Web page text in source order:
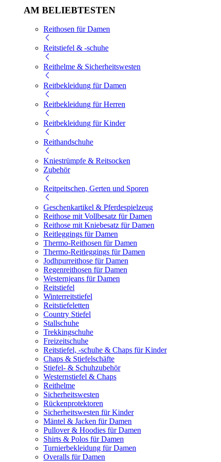
AM BELIEBTESTEN
Reithosen für Damen
Reitstiefel & -schuhe
Reithelme & Sicherheitswesten
Reitbekleidung für Damen
Reitbekleidung für Herren
Reitbekleidung für Kinder
Reithandschuhe
Kniestrümpfe & Reitsocken
Zubehör
Reitpeitschen, Gerten und Sporen
Geschenkartikel & Pferdespielzeug
Reithose mit Vollbesatz für Damen
Reithose mit Kniebesatz für Damen
Reitleggings für Damen
Thermo-Reithosen für Damen
Thermo-Reitleggings für Damen
Jodhpurreithose für Damen
Regenreithosen für Damen
Westernjeans für Damen
Reitstiefel
Winterreitstiefel
Reitstiefeletten
Country Stiefel
Stallschuhe
Trekkingschuhe
Freizeitschuhe
Reitstiefel, -schuhe & Chaps für Kinder
Chaps & Stiefelschäfte
Stiefel- & Schuhzubehör
Westernstiefel & Chaps
Reithelme
Sicherheitswesten
Rückenprotektoren
Sicherheitswesten für Kinder
Mäntel & Jacken für Damen
Pullover & Hoodies für Damen
Shirts & Polos für Damen
Turnierbekleidung für Damen
Overalls für Damen